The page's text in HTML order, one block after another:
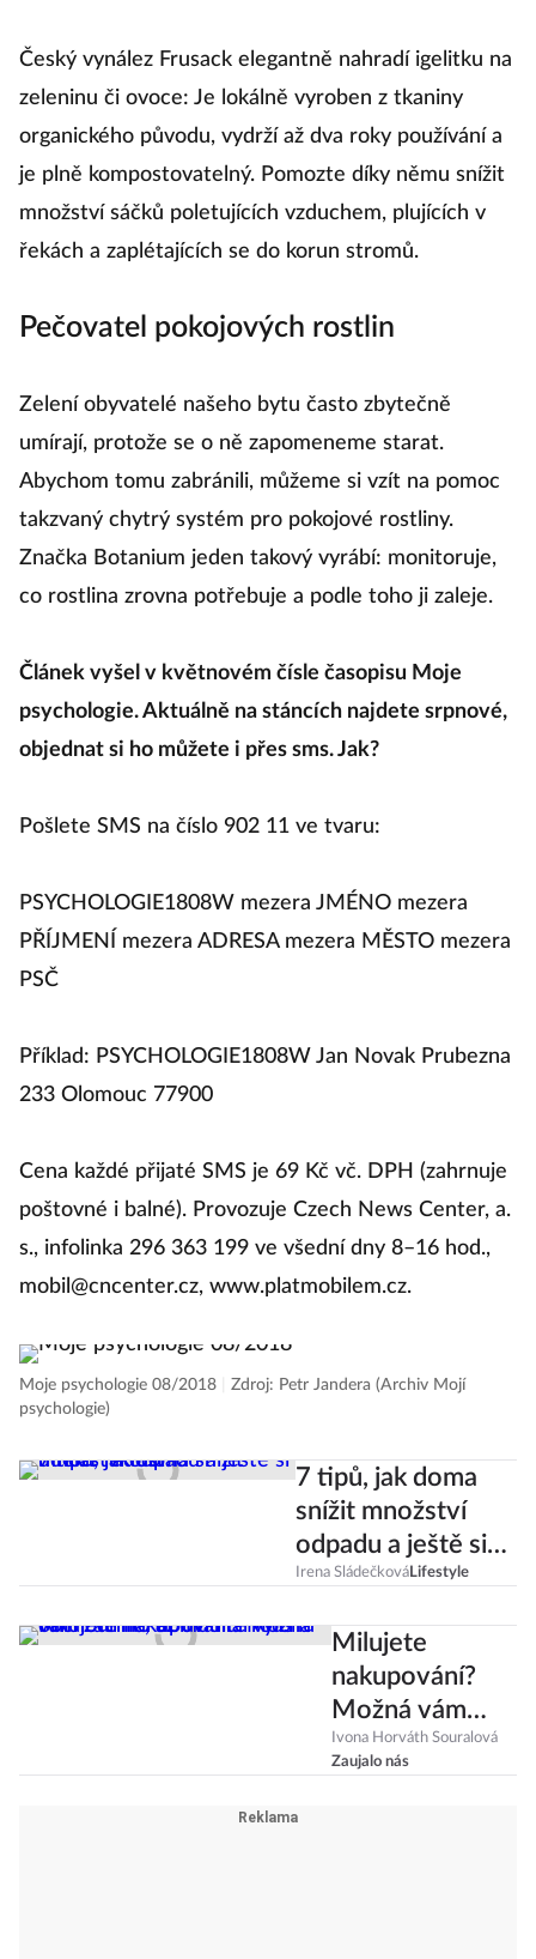
Český vynález Frusack elegantně nahradí igelitku na
zeleninu či ovoce: Je lokálně vyroben z tkaniny
organického původu, vydrží až dva roky používání a
je plně kompostovatelný. Pomozte díky němu snížit
množství sáčků poletujících vzduchem, plujících v
řekách a zaplétajících se do korun stromů.
Pečovatel pokojových rostlin
Zelení obyvatelé našeho bytu často zbytečně
umírají, protože se o ně zapomeneme starat.
Abychom tomu zabránili, můžeme si vzít na pomoc
takzvaný chytrý systém pro pokojové rostliny.
Značka Botanium jeden takový vyrábí: monitoruje,
co rostlina zrovna potřebuje a podle toho ji zaleje.
Článek vyšel v květnovém čísle časopisu Moje
psychologie. Aktuálně na stáncích najdete srpnové,
objednat si ho můžete i přes sms. Jak?
Pošlete SMS na číslo 902 11 ve tvaru:
PSYCHOLOGIE1808W mezera JMÉNO mezera
PŘÍJMENÍ mezera ADRESA mezera MĚSTO mezera
PSČ
Příklad: PSYCHOLOGIE1808W Jan Novak Prubezna
233 Olomouc 77900
Cena každé přijaté SMS je 69 Kč vč. DPH (zahrnuje
poštovné i balné). Provozuje Czech News Center, a.
s., infolinka 296 363 199 ve všední dny 8–16 hod.,
mobil@cncenter.cz, www.platmobilem.cz.
Moje psychologie 08/2018
Zdroj: Petr Jandera (Archiv Mojí
psychologie)
7 tipů, jak doma
snížit množství
odpadu a ještě si
udělat radost!
Irena SládečkováLifestyle
Milujete
nakupování?
Možná vám
zatrne, až
uvidíte výlohu
Ivona Horváth Souralová
Zaujalo nás